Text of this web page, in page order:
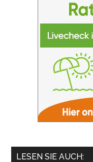
LESEN SIE AUCH: